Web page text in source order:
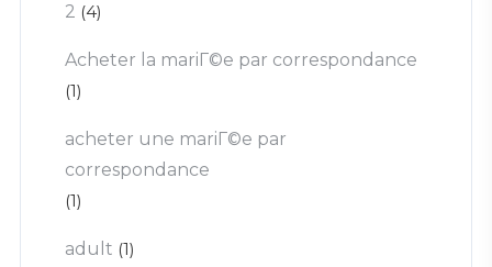
2 (4)
Acheter la mariГ©e par correspondance
(1)
acheter une mariГ©e par
correspondance
(1)
adult (1)